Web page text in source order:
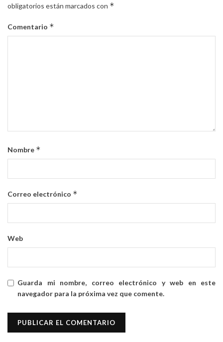
obligatorios están marcados con *
Comentario *
Nombre *
Correo electrónico *
Web
Guarda mi nombre, correo electrónico y web en este
navegador para la próxima vez que comente.